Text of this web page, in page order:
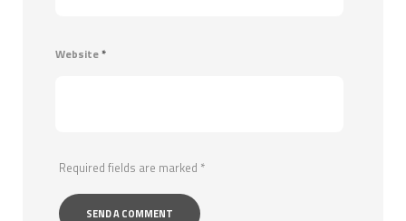
Website*
Required fields are marked *